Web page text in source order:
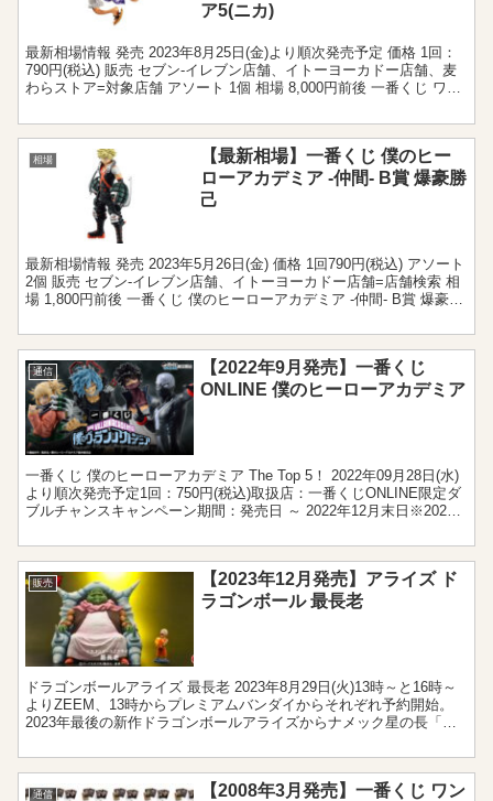
ア5(ニカ)
最新相場情報 発売 2023年8月25日(金)より順次発売予定 価格 1回：
790円(税込) 販売 セブン‐イレブン店舗、イトーヨーカドー店舗、麦
わらストア=対象店舗 アソート 1個 相場 8,000円前後 一番くじ ワン
相場
【最新相場】一番くじ 僕のヒー
ローアカデミア -仲間- B賞 爆豪勝
己
最新相場情報 発売 2023年5月26日(金) 価格 1回790円(税込) アソート
2個 販売 セブン‐イレブン店舗、イトーヨーカドー店舗=店舗検索 相
場 1,800円前後 一番くじ 僕のヒーローアカデミア -仲間- B賞 爆豪勝
通信
【2022年9月発売】一番くじ
ONLINE 僕のヒーローアカデミア
一番くじ 僕のヒーローアカデミア The Top 5！ 2022年09月28日(水)
より順次発売予定1回：750円(税込)取扱店：一番くじONLINE限定ダ
ブルチャンスキャンペーン期間：発売日 ～ 2022年12月末日※2022
販売
【2023年12月発売】アライズ ド
ラゴンボール 最長老
ドラゴンボールアライズ 最長老 2023年8月29日(火)13時～と16時～
よりZEEM、13時からプレミアムバンダイからそれぞれ予約開始。
2023年最後の新作ドラゴンボールアライズからナメック星の長「最
通信
【2008年3月発売】一番くじ ワン